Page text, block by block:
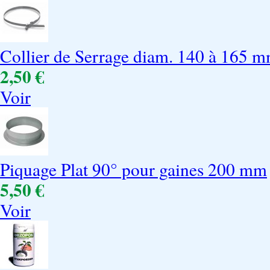
Collier de Serrage diam. 140 à 165
2,50 €
Voir
Piquage Plat 90° pour gaines 200 mm
5,50 €
Voir